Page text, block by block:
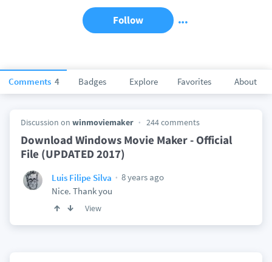
Comments 4 Badges Explore Favorites About
Follow
Discussion on winmoviemaker 244 comments
Download Windows Movie Maker - Official
File (UPDATED 2017)
Luis Filipe Silva
8 years ago
Nice. Thank you
View